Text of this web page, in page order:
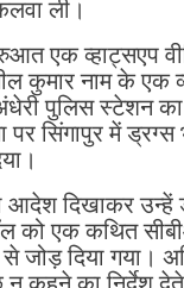
ली।
एक व्हाट्सएप
कुमार नाम के एक
पुलिस स्टेशन का
पर सिंगापुर में
आदेश दिखाकर उन्हें
को एक कथित
जोड़ दिया गया।